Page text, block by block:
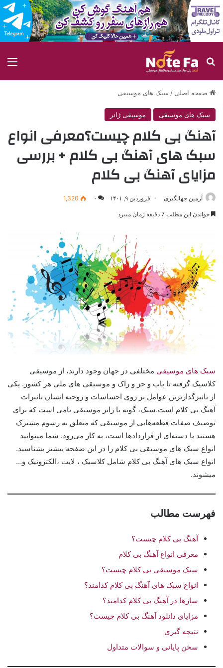
جستجو برای
صفحه اصلی / سبک های موسیقی
سبک های موسیقی موسیقی ژانر
آهنگ بی کلام چیست؟معرفی انواع
سبک های آهنگ بی کلام + بررسی
مزایای آهنگ بی کلام
آرمین جهانگیری فروردین ۹, ۱۴۰۱ ۰ 1,320
خواندن این مطلب 7 دقیقه زمان میبرد
سبک های موسیقی مختلفی در جهان وجود دارند، از موسیقی
کلاسیک گرفته تا پاپ و جز و راک و موسیقی های ملی هر کشور. یکی
از تاثیرگذارترین عوامل بر روی احساسات و روحیه انسان تاثیرات
آهنگ بی کلام است.سبک، گونه یا ژانر موسیقی نامی است که برای
توصیف صفات قطعه‌هایی از موسیقی که متعلق به رسوم مشترک
هستند یا دسته‌ای از قراردادها است، به کار می‌رود. شما میتوانید
انواع سبک های موسیقی بی کلام را در این صفحه بیشتر بشناسید.
انواع سبک های آهنگ بی کلام شامل کلاسیک ، لایت ،الکترونیک و…
میشوند.
فهرست مطالب
آهنگ بی کلام چیست؟
معرفی انواع آهنگ بی کلام
سبک موسیقی بی کلام چیست؟
انواع سبک های آهنگ بی کلام کدامند؟
سازها در آهنگ بی کلام کدامند؟
مزایای دانلود آهنگ بی کلام چیست؟
نتیجه گیری
سخن پایانی و سوالات متداول